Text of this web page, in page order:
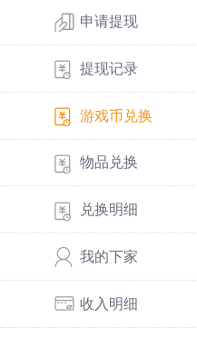
申请提现
提现记录
游戏币兑换
物品兑换
兑换明细
我的下家
收入明细